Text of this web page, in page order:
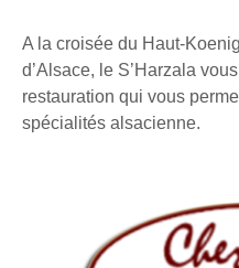
A la croisée du Haut-
d’Alsace, le S’Harzala
restauration qui vous
spécialités alsacienne.